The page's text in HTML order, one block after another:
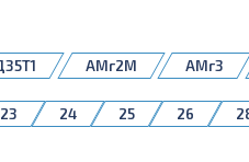
АМг2М АМг3
23 24 25 26